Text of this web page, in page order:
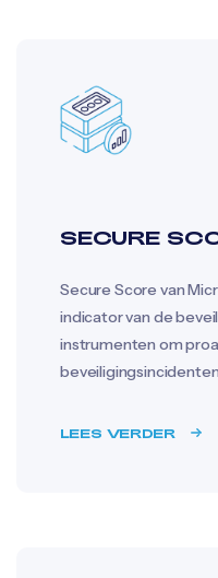
SECURE
Secure Score van
indicator van de
instrumenten om
LEES VERDER